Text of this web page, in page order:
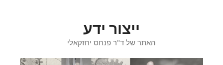
ייצור ידע
האתר של ד"ר פנחס יחזקאלי